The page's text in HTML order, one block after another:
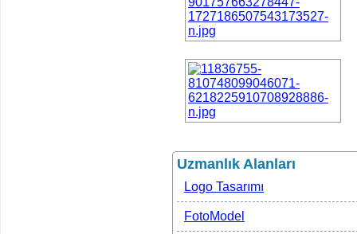
Uzmanlık Alanları
Logo Tasarımı
FotoModel